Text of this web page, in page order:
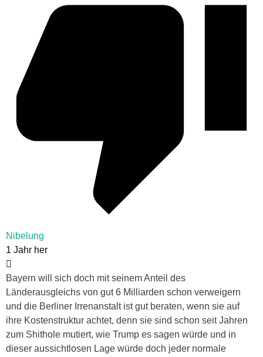
Nibelung
1 Jahr her
Bayern will sich doch mit seinem Anteil des
Länderausgleichs von gut 6 Milliarden schon verweigern
und die Berliner Irrenanstalt ist gut beraten, wenn sie auf
ihre Kostenstruktur achtet, denn sie sind schon seit Jahren
zum Shithole mutiert, wie Trump es sagen würde und in
dieser aussichtlosen Lage würde doch jeder normale